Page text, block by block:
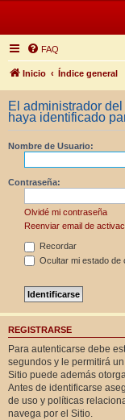
FAQ
Inicio Índice general
El administrador
haya identificado
Nombre de Usuario:
Contraseña:
Olvidé mi contraseña
Reenviar email de
Recordar
Ocultar mi estado de
REGISTRARSE
Para autenticarse debe
segundos y le permitirá
Sitio puede además
Antes de identificarse
de uso y políticas
navega por el Sitio.